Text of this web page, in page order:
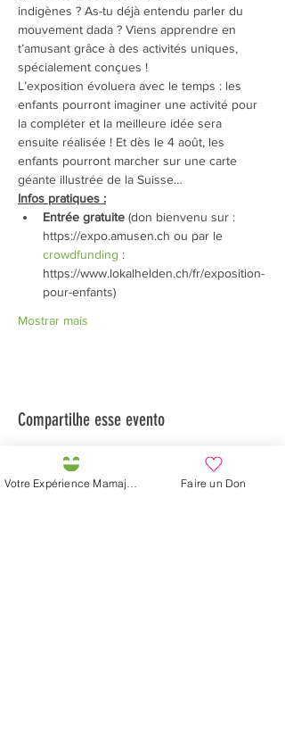
indigènes ? As-tu déjà entendu parler du
mouvement dada ? Viens apprendre en
t’amusant grâce à des activités uniques,
spécialement conçues !
L’exposition évoluera avec le temps : les
enfants pourront imaginer une activité pour
la compléter et la meilleure idée sera
ensuite réalisée ! Et dès le 4 août, les
enfants pourront marcher sur une carte
géante illustrée de la Suisse…
Infos pratiques :
Entrée gratuite (don bienvenu sur :
https://expo.amusen.ch ou par le
crowdfunding :
https://www.lokalhelden.ch/fr/exposition-
pour-enfants)
Mostrar mais
Compartilhe esse evento
Faire un Don